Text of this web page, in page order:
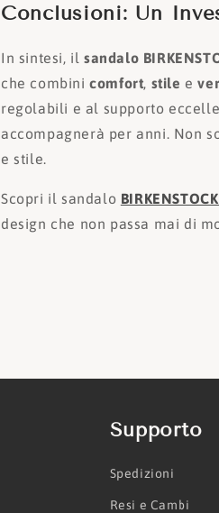
Conclusioni: Un
In sintesi, il sandalo
che combinicomfort, stile e
regolabili e al supporto
accompagnerà per anni. Non
e stile.
Scopri il sandalo
design che non passa mai di
Supporto
Spedizioni
Resi e Cambi